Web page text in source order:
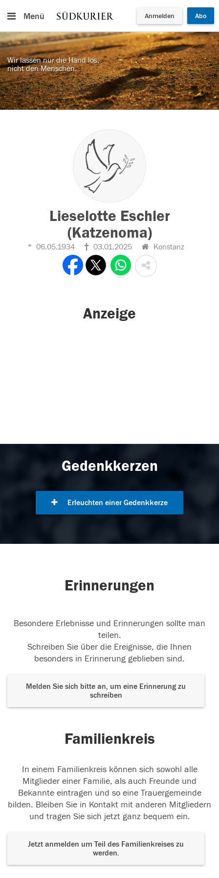
Menü Anmelden Abo
Wir lassen nur die Hand los,
nicht den Menschen.
Lieselotte Eschler
(Katzenoma)
06.05.1934 03.01.2025 Konstanz
Anzeige
Gedenkkerzen
Erleuchten einer Gedenkkerze
Erinnerungen
Besondere Erlebnisse und Erinnerungen sollte man
teilen.
Schreiben Sie über die Ereignisse, die Ihnen
besonders in Erinnerung geblieben sind.
Melden Sie sich bitte an, um eine Erinnerung zu
schreiben
Familienkreis
In einem Familienkreis können sich sowohl alle
Mitglieder einer Familie, als auch Freunde und
Bekannte eintragen und so eine Trauergemeinde
bilden. Bleiben Sie in Kontakt mit anderen Mitgliedern
und tragen Sie sich jetzt ganz bequem ein.
Jetzt anmelden um Teil des Familienkreises zu
werden.